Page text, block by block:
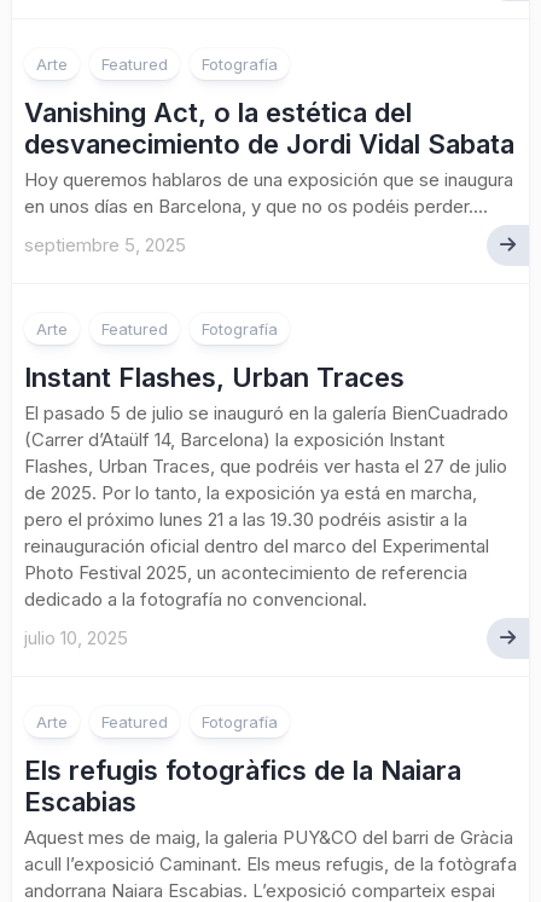
Arte Featured Fotografía
Vanishing Act, o la estética del
desvanecimiento de Jordi Vidal Sabata
Hoy queremos hablaros de una exposición que se inaugura
en unos días en Barcelona, y que no os podéis perder....
septiembre 5, 2025
Arte Featured Fotografía
Instant Flashes, Urban Traces
El pasado 5 de julio se inauguró en la galería BienCuadrado
(Carrer d’Ataülf 14, Barcelona) la exposición Instant
Flashes, Urban Traces, que podréis ver hasta el 27 de julio
de 2025. Por lo tanto, la exposición ya está en marcha,
pero el próximo lunes 21 a las 19.30 podréis asistir a la
reinauguración oficial dentro del marco del Experimental
Photo Festival 2025, un acontecimiento de referencia
dedicado a la fotografía no convencional.
julio 10, 2025
Arte Featured Fotografía
Els refugis fotogràfics de la Naiara
Escabias
Aquest mes de maig, la galeria PUY&CO del barri de Gràcia
acull l’exposició Caminant. Els meus refugis, de la fotògrafa
andorrana Naiara Escabias. L’exposició comparteix espai